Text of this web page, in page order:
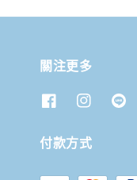
關注更多
付款方式